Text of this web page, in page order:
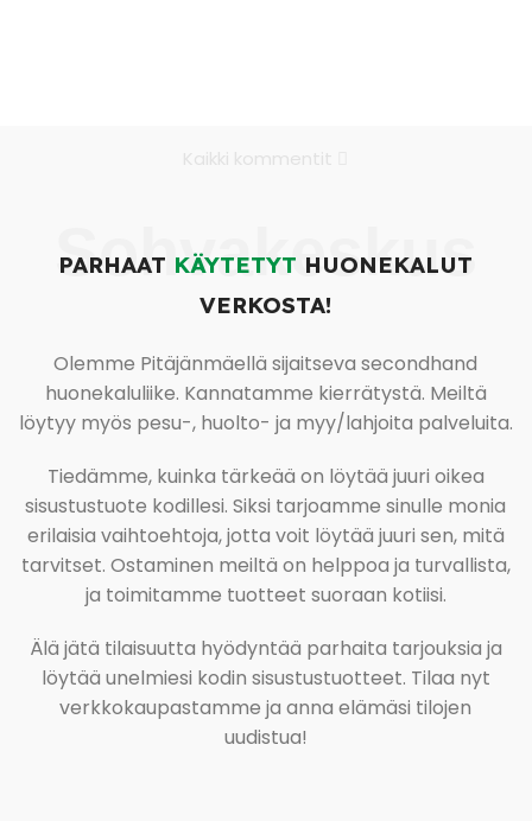
Sohvakeskus
PARHAAT KÄYTETYT HUONEKALUT
VERKOSTA!
Olemme Pitäjänmäellä sijaitseva secondhand
huonekaluliike. Kannatamme kierrätystä. Meiltä
löytyy myös pesu-, huolto- ja myy/lahjoita palveluita.
Tiedämme, kuinka tärkeää on löytää juuri oikea
sisustustuote kodillesi. Siksi tarjoamme sinulle monia
erilaisia vaihtoehtoja, jotta voit löytää juuri sen, mitä
tarvitset. Ostaminen meiltä on helppoa ja turvallista,
ja toimitamme tuotteet suoraan kotiisi.
Älä jätä tilaisuutta hyödyntää parhaita tarjouksia ja
löytää unelmiesi kodin sisustustuotteet. Tilaa nyt
verkkokaupastamme ja anna elämäsi tilojen
uudistua!